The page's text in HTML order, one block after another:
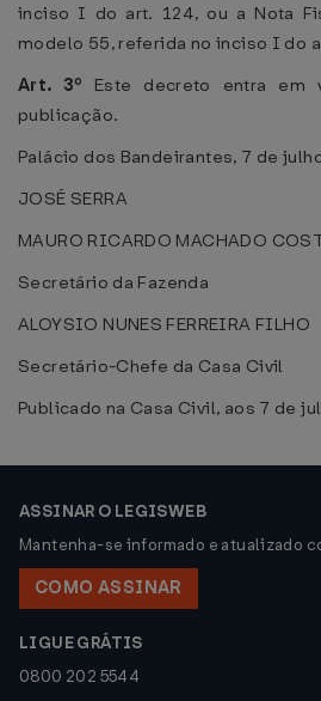
inciso I do art. 124, ou a Nota
modelo 55, referida no inciso I do
Art. 3º Este decreto entra em
publicação.
Palácio dos Bandeirantes, 7 de
JOSÉ SERRA
MAURO RICARDO MACHADO
Secretário da Fazenda
ALOYSIO NUNES FERREIRA FILHO
Secretário-Chefe da Casa Civil
Publicado na Casa Civil, aos 7 de
ASSINAR O LEGISWEB
Mantenha-se informado e atualizado
COMO ASSINAR
LIGUE GRÁTIS
0800 202 5544